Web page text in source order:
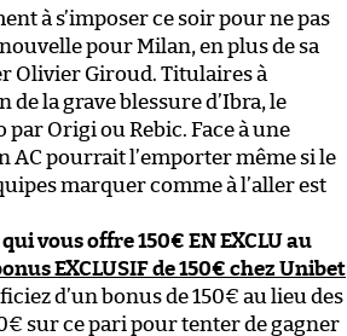
à s’imposer ce soir pour ne pas
pour Milan, en plus de sa
Olivier Giroud. Titulaires à
la grave blessure d’Ibra, le
Origi ou Rebic. Face à une
AC pourrait l’emporter même si le
marquer comme à l’aller est
qui vous offre 150€ EN EXCLU au
EXCLUSIF de 150€ chez Unibet
d’un bonus de 150€ au lieu des
sur ce pari pour tenter de gagner